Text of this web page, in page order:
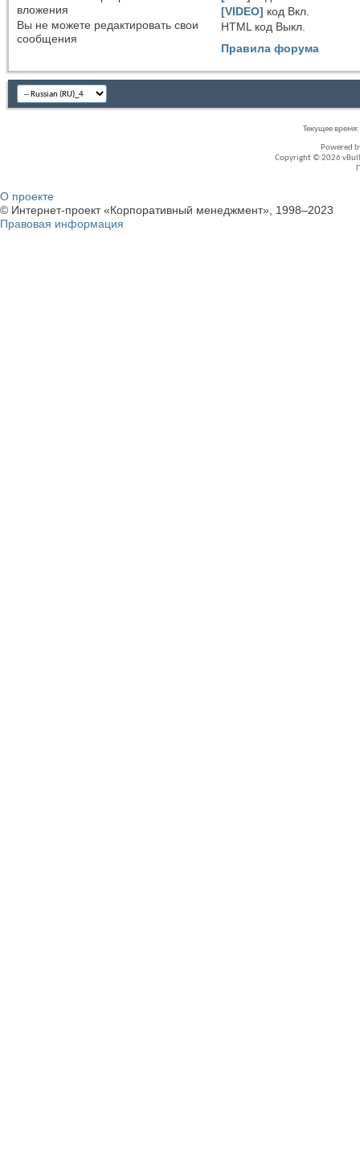
вложения
Вы не можете редактировать свои
сообщения
[VIDEO] код Вкл.
HTML код Выкл.
Правила форума
Текущее время:
Powered
Copyright © 2026
О проекте
© Интернет-проект «Корпоративный менеджмент», 1998–2023
Правовая информация